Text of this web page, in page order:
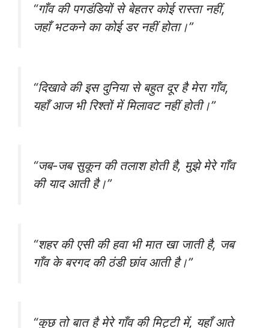
“गाँव की पगडंडियों से बेहतर कोई रास्ता नहीं,
जहाँ भटकने का कोई डर नहीं होता।”
“दिखावे की इस दुनिया से बहुत दूर है मेरा गाँव,
यहाँ आज भी रिश्तों में मिलावट नहीं होती।”
“जब-जब सुकून की तलाश होती है, मुझे मेरे गाँव
की याद आती है।”
“शहर की एसी की हवा भी मात खा जाती है, जब
गाँव के बरगद की ठंडी छांव आती है।”
“कुछ तो बात है मेरे गाँव की मिट्टी में, यहाँ आते